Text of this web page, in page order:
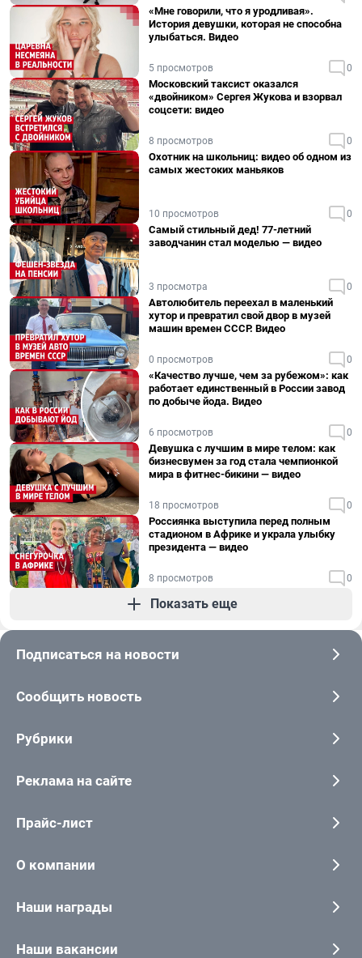
«Мне говорили, что я уродливая».
История девушки, которая не способна
улыбаться. Видео
5 просмотров 0
Московский таксист оказался
«двойником» Сергея Жукова и взорвал
соцсети: видео
8 просмотров 0
Охотник на школьниц: видео об одном из
самых жестоких маньяков
10 просмотров 0
Самый стильный дед! 77-летний
заводчанин стал моделью — видео
3 просмотра 0
Автолюбитель переехал в маленький
хутор и превратил свой двор в музей
машин времен СССР. Видео
0 просмотров 0
«Качество лучше, чем за рубежом»: как
работает единственный в России завод
по добыче йода. Видео
6 просмотров 0
Девушка с лучшим в мире телом: как
бизнесвумен за год стала чемпионкой
мира в фитнес-бикини — видео
18 просмотров 0
Россиянка выступила перед полным
стадионом в Африке и украла улыбку
президента — видео
8 просмотров 0
Показать еще
Подписаться на новости
Сообщить новость
Рубрики
Реклама на сайте
Прайс-лист
О компании
Наши награды
Наши вакансии